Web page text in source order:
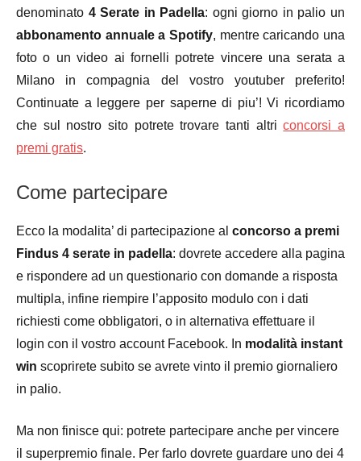
denominato 4 Serate in Padella: ogni giorno in palio un
abbonamento annuale a Spotify, mentre caricando una
foto o un video ai fornelli potrete vincere una serata a
Milano in compagnia del vostro youtuber preferito!
Continuate a leggere per saperne di piu’! Vi ricordiamo
che sul nostro sito potrete trovare tanti altriconcorsi a
premi gratis.
Come partecipare
Ecco la modalita’ di partecipazione al concorso a premi
Findus 4 serate in padella: dovrete accedere alla pagina
e rispondere ad un questionario con domande a risposta
multipla, infine riempire l’apposito modulo con i dati
richiesti come obbligatori, o in alternativa effettuare il
login con il vostro account Facebook. In modalità instant
win scoprirete subito se avrete vinto il premio giornaliero
in palio.
Ma non finisce qui: potrete partecipare anche per vincere
il superpremio finale. Per farlo dovrete guardare uno dei 4